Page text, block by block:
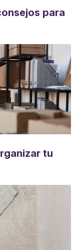
para
tu